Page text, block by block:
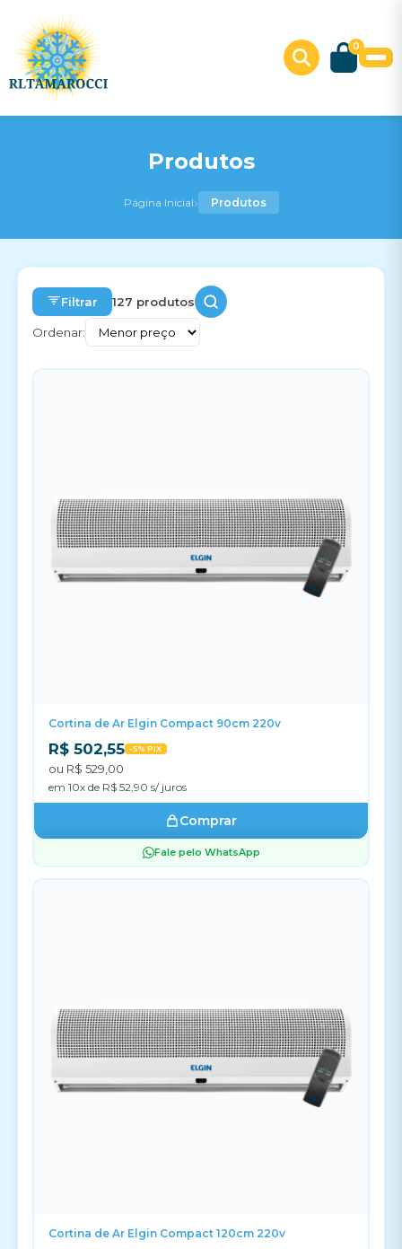
0
Produtos
Página Inicial› Produtos
Filtrar 127 produtos
Ordenar:
Cortina de Ar Elgin Compact 90cm 220v
R$ 502,55 -5% PIX
ou R$ 529,00
em 10x de R$ 52,90 s/ juros
Comprar
Fale pelo WhatsApp
Cortina de Ar Elgin Compact 120cm 220v